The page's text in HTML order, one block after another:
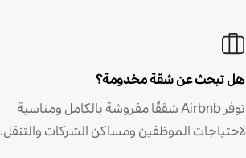
هل تبحث عن شقة مخدومة؟
توفر Airbnb شققًا مفروشة بالكامل ومناسبة
لاحتياجات الموظفين ومساكن الشركات والتنقل.